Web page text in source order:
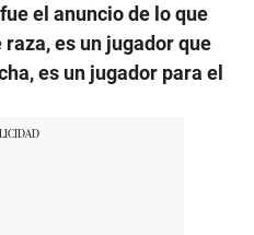
el anuncio de lo que
es un jugador que
es un jugador para el